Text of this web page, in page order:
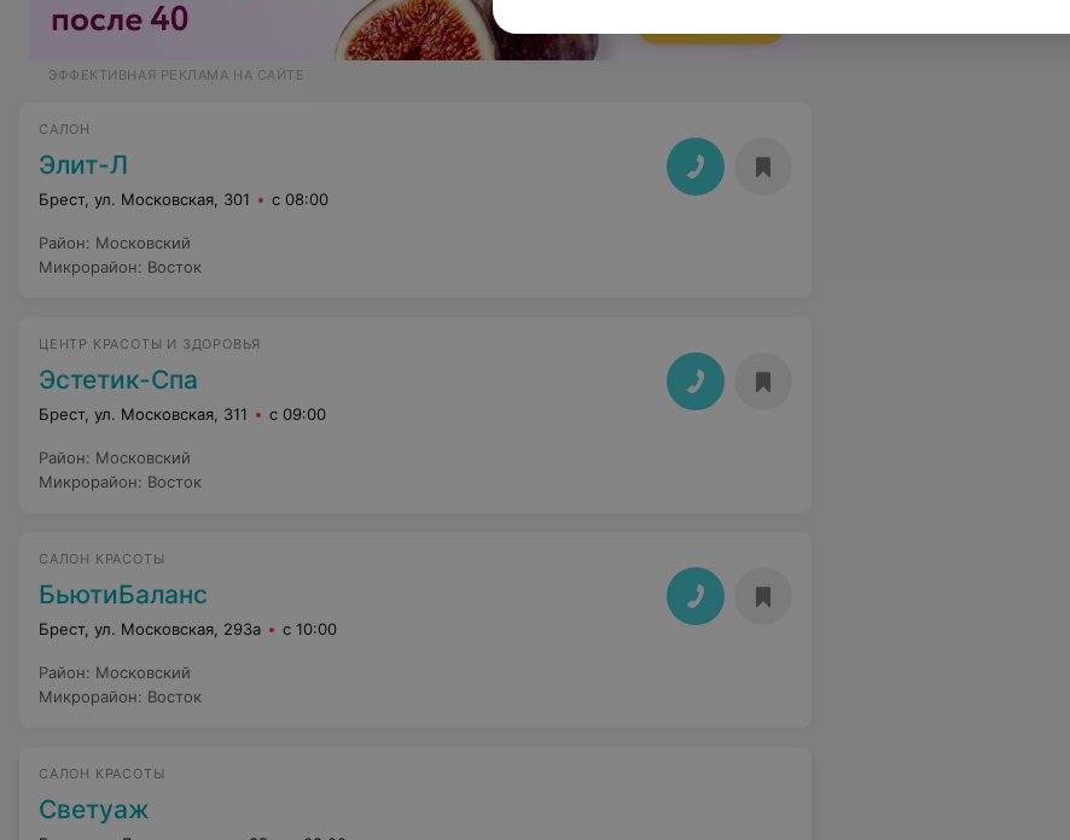
ЭФФЕКТИВНАЯ РЕКЛАМА НА САЙТЕ
САЛОН
Элит-Л
Брест, ул. Московская, 301 с 08:00
Район: Московский
Микрорайон: Восток
ЦЕНТР КРАСОТЫ И ЗДОРОВЬЯ
Эстетик-Спа
Брест, ул. Московская, 311 с 09:00
Район: Московский
Микрорайон: Восток
САЛОН КРАСОТЫ
БьютиБаланс
Брест, ул. Московская, 293а с 10:00
Район: Московский
Микрорайон: Восток
САЛОН КРАСОТЫ
Светуаж